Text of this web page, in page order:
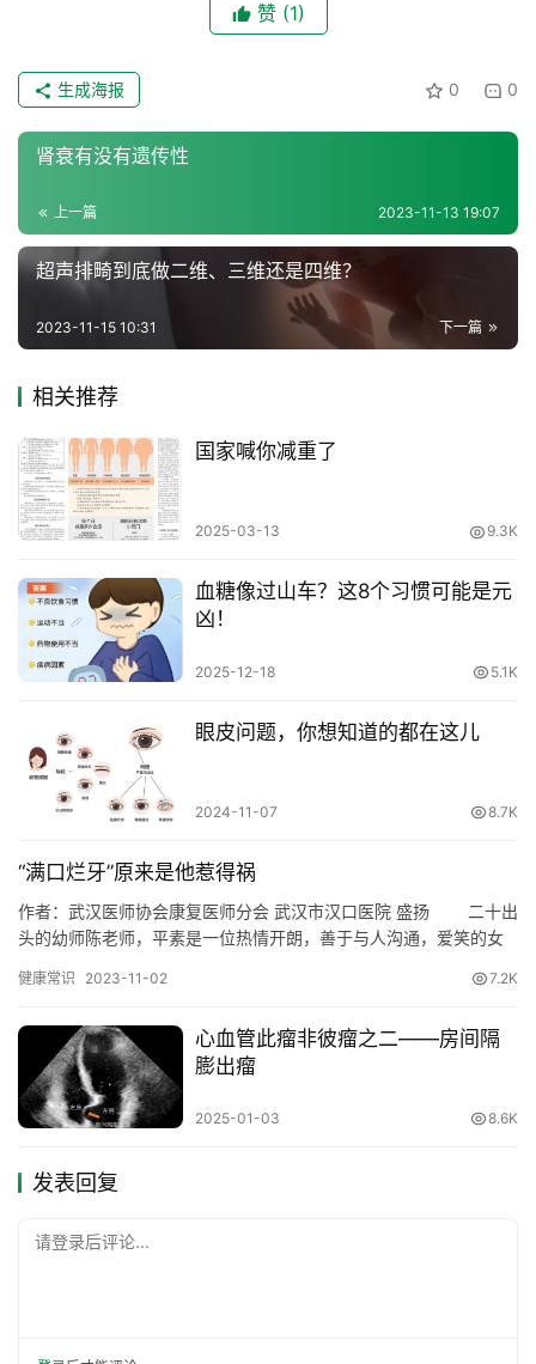
赞 (1)
0 0
生成海报
肾衰有没有遗传性
上一篇 2023-11-13 19:07
超声排畸到底做二维、三维还是四维？
下一篇
2023-11-15 10:31
相关推荐
国家喊你减重了
2025-03-13 9.3K
血糖像过山车？这8个习惯可能是元
凶！
2025-12-18 5.1K
眼皮问题，你想知道的都在这儿
2024-11-07 8.7K
“满口烂牙”原来是他惹得祸
作者：武汉医师协会康复医师分会 武汉市汉口医院 盛扬 二十出
头的幼师陈老师，平素是一位热情开朗，善于与人沟通，爱笑的女
件令她糟心的事情，她原本满口大白牙，不明原因开始变黄，逐渐
腔卫生，饮食习惯不好。冤枉是我早晚刷牙，很少吃甜品及碳酸饮
料。在…
健康常识 2023-11-02 7.2K
心血管此瘤非彼瘤之二——房间隔
膨出瘤
2025-01-03 8.6K
发表回复
请登录后评论...